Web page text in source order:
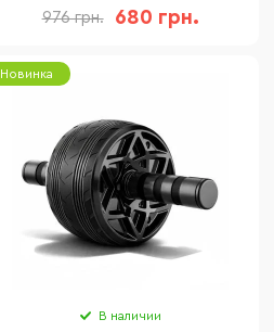
976 грн. 680 грн.
Новинка
В наличии